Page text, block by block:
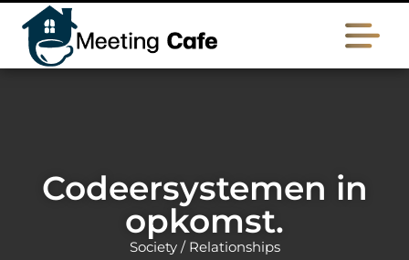
Codeersystemen in
opkomst.
Society / Relationships